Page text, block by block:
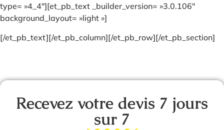
type= »4_4″][et_pb_text _builder_version= »3.0.106″
background_layout= »light »]
[/et_pb_text][/et_pb_column][/et_pb_row][/et_pb_section]
Recevez votre devis 7 jours
sur 7